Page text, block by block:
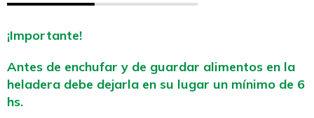
¡Importante!
Antes de enchufar y de guardar alimentos en la
heladera debe dejarla en su lugar un mínimo de 6
hs.